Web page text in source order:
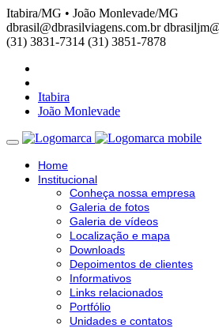
Itabira/MG • João Monlevade/MG
dbrasil@dbrasilviagens.com.br
(31) 3831-7314 (31) 3851-7878
Itabira
João Monlevade
Home
Institucional
Conheça nossa empresa
Galeria de fotos
Galeria de vídeos
Localização e mapa
Downloads
Depoimentos de clientes
Informativos
Links relacionados
Portfólio
Unidades e contatos